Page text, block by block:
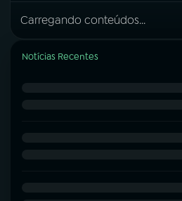
Carregando conteúdos...
Notícias Recentes